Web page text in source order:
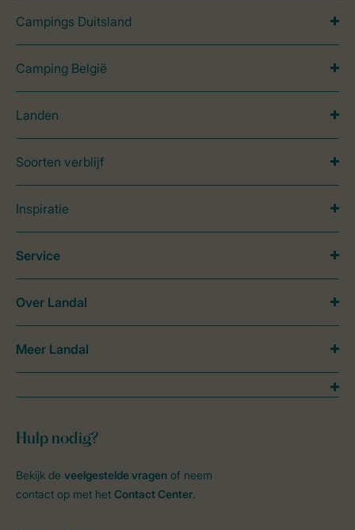
Campings Duitsland
Camping België
Landen
Soorten verblijf
Inspiratie
Hulp nodig?
Bekijk de veelgestelde vragen of neem
contact op met het Contact Center.
Service
Over Landal
Meer Landal